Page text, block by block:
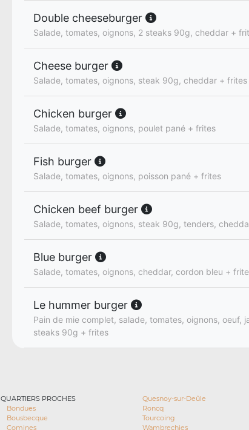
Double cheeseburger
Salade, tomates, oignons, 2 steaks 90g, cheddar +
Cheese burger
Salade, tomates, oignons, steak 90g, cheddar + frites
Chicken burger
Salade, tomates, oignons, poulet pané + frites
Fish burger
Salade, tomates, oignons, poisson pané + frites
Chicken beef burger
Salade, tomates, oignons, steak 90g, tenders,
Blue burger
Salade, tomates, oignons, cheddar, cordon bleu +
Le hummer burger
Pain de mie complet, salade, tomates, oignons, oeuf,
steaks 90g + frites
QUARTIERS PROCHES
Bondues
Bousbecque
Comines
Quesnoy-sur-Deûle
Roncq
Tourcoing
Wambrechies